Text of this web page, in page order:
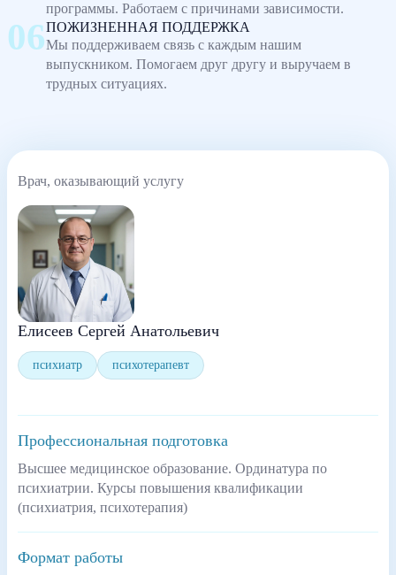
программы. Работаем с причинами зависимости.
ПОЖИЗНЕННАЯ ПОДДЕРЖКА
Мы поддерживаем связь с каждым нашим
выпускником. Помогаем друг другу и выручаем в
трудных ситуациях.
Врач, оказывающий услугу
Елисеев Сергей Анатольевич
психиатр психотерапевт
Профессиональная подготовка
Высшее медицинское образование. Ординатура по
психиатрии. Курсы повышения квалификации
(психиатрия, психотерапия)
Формат работы